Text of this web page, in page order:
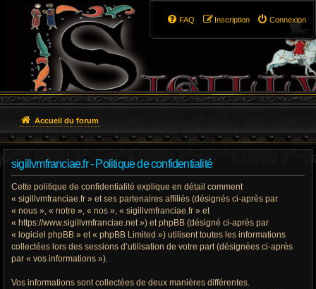
Connexion
Inscription
FAQ
Accueil du forum
sigillvmfranciae.fr - Politique de confidentialité
Cette politique de confidentialité explique en détail comment
« sigillvmfranciae.fr » et ses partenaires affiliés (désignés ci-après par
« nous », « notre », « nos », « sigillvmfranciae.fr » et
« https://www.sigillvmfranciae.net ») et phpBB (désigné ci-après par
« logiciel phpBB » et « phpBB Limited ») utilisent toutes les informations
collectées lors des sessions d’utilisation de votre part (désignées ci-après
par « vos informations »).
Vos informations sont collectées de deux manières différentes.